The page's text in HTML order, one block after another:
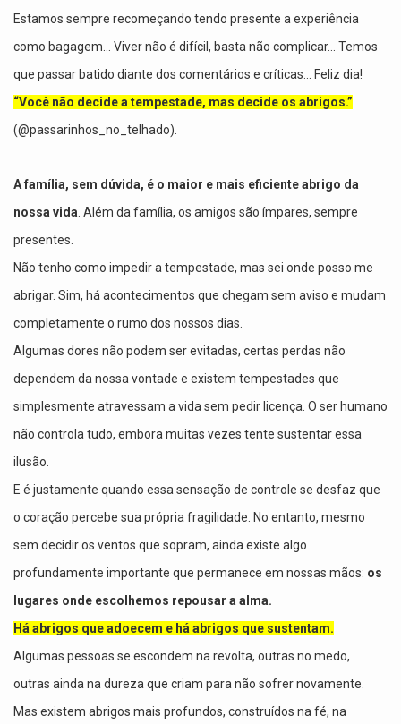
Estamos sempre recomeçando tendo presente a experiência
como bagagem... Viver não é difícil, basta não complicar... Temos
que passar batido diante dos comentários e críticas... Feliz dia!
“Você não decide a tempestade, mas decide os abrigos.”
(@passarinhos_no_telhado).
A família, sem dúvida, é o maior e mais eficiente abrigo da
nossa vida . Além da família, os amigos são ímpares, sempre
presentes.
Não tenho como impedir a tempestade, mas sei onde posso me
abrigar. Sim, há acontecimentos que chegam sem aviso e mudam
completamente o rumo dos nossos dias.
Algumas dores não podem ser evitadas, certas perdas não
dependem da nossa vontade e existem tempestades que
simplesmente atravessam a vida sem pedir licença. O ser humano
não controla tudo, embora muitas vezes tente sustentar essa
ilusão.
E é justamente quando essa sensação de controle se desfaz que
o coração percebe sua própria fragilidade. No entanto, mesmo
sem decidir os ventos que sopram, ainda existe algo
profundamente importante que permanece em nossas mãos: os
lugares onde escolhemos repousar a alma.
Há abrigos que adoecem e há abrigos que sustentam.
Algumas pessoas se escondem na revolta, outras no medo,
outras ainda na dureza que criam para não sofrer novamente.
Mas existem abrigos mais profundos, construídos na fé, na